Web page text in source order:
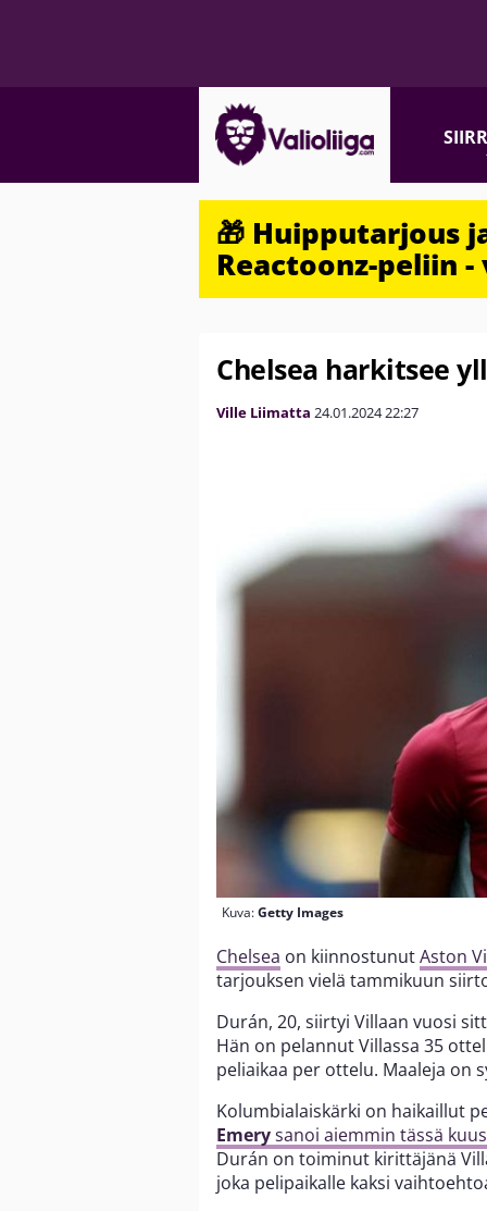
🎁 Huipputarjous
Reactoonz-peliin
Chelsea harkitsee
Ville Liimatta 24.01.202422:27
Kuva:Getty Images
Chelsea on kiinnostunutAston
tarjouksen vielä tammikuun
Durán, 20, siirtyi Villaan vuosi
Hän on pelannut Villassa 35
peliaikaa per ottelu. Maaleja on
Kolumbialaiskärki on haikaillut
Emerysanoi aiemmin tässä
Durán on toiminut kirittäjänä
joka pelipaikalle kaksi